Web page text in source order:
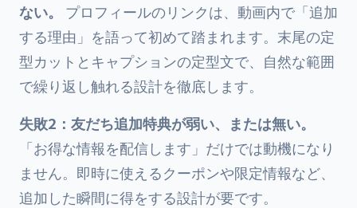
ない。
プロフィールのリンクは、動画内で「追加
する理由」を語って初めて踏まれます。末尾の定
型カットとキャプションの定型文で、自然な範囲
で繰り返し触れる設計を徹底します。
失敗2：友だち追加特典が弱い、または無い。
「お得な情報を配信します」だけでは動機になり
ません。即時に使えるクーポンや限定情報など、
追加した瞬間に得をする設計が要です。